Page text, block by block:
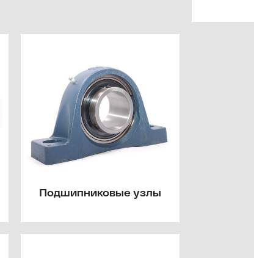
Подшипниковые узлы